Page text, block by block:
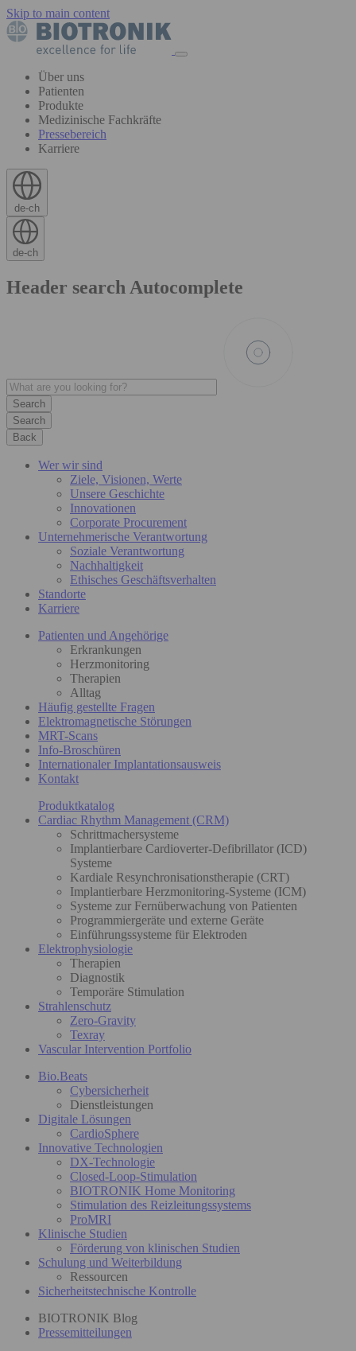
Skip to main content
Über uns
Patienten
Produkte
Medizinische Fachkräfte
Pressebereich
Karriere
de-ch
de-ch
Header search Autocomplete
Search
Back
Wer wir sind
Ziele, Visionen, Werte
Unsere Geschichte
Innovationen
Corporate Procurement
Unternehmerische Verantwortung
Soziale Verantwortung
Nachhaltigkeit
Ethisches Geschäftsverhalten
Standorte
Karriere
Patienten und Angehörige
Erkrankungen
Herzmonitoring
Therapien
Alltag
Häufig gestellte Fragen
Elektromagnetische Störungen
MRT-Scans
Info-Broschüren
Internationaler Implantationsausweis
Kontakt
Produktkatalog
Cardiac Rhythm Management (CRM)
Schrittmachersysteme
Implantierbare Cardioverter-Defibrillator (ICD)
Systeme
Kardiale Resynchronisationstherapie (CRT)
Implantierbare Herzmonitoring-Systeme (ICM)
Systeme zur Fernüberwachung von Patienten
Programmiergeräte und externe Geräte
Einführungssysteme für Elektroden
Elektrophysiologie
Therapien
Diagnostik
Temporäre Stimulation
Strahlenschutz
Zero-Gravity
Texray
Vascular Intervention Portfolio
Bio.Beats
Cybersicherheit
Dienstleistungen
Digitale Lösungen
CardioSphere
Innovative Technologien
DX-Technologie
Closed-Loop-Stimulation
BIOTRONIK Home Monitoring
Stimulation des Reizleitungssystems
ProMRI
Klinische Studien
Förderung von klinischen Studien
Schulung und Weiterbildung
Ressourcen
Sicherheitstechnische Kontrolle
BIOTRONIK Blog
Pressemitteilungen